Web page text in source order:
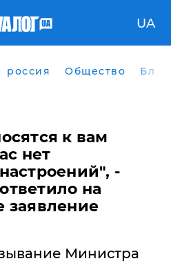
UA
россия Общество
к вам
нет
-
на
заявление
Министра